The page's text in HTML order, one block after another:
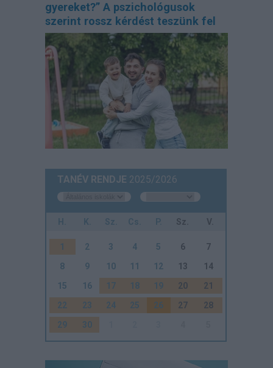
gyereket?” A pszichológusok
szerint rossz kérdést teszünk fel
TANÉV RENDJE 2025/2026
H. K. Sz. Cs. P. Sz. V.
1 2 3 4 5 6
7
8
9 10 11 12 13
14
15
16 17 18 19 20
21
22
23 24 25 26 27
28
29
30